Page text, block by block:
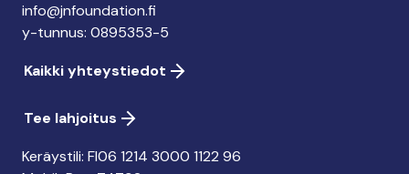
info@jnfoundation.fi
y-tunnus: 0895353-5
Kaikki yhteystiedot
Tee lahjoitus
Keräystili: FI06 1214 3000 1122 96